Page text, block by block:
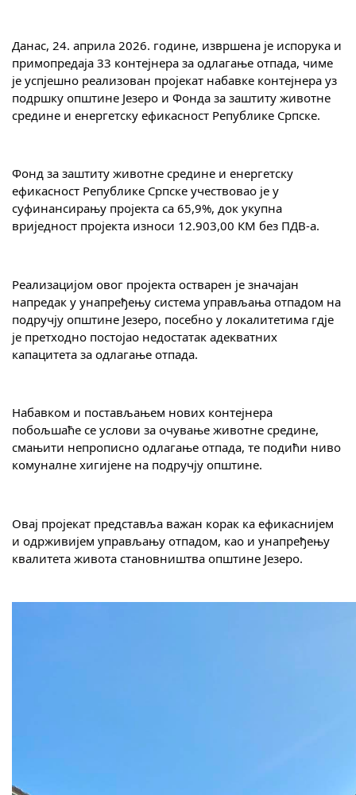
Обавјештења
Заштита од пожара
Геоистраживања
ФИНАНСИЈЕ
Туризам
Спорт
КОНТАКТ
Данас, 24. априла 2026. године, извршена је испорука и
примопредаја 33 контејнера за одлагање отпада, чиме
је успјешно реализован пројекат набавке контејнера уз
подршку општине Језеро и Фонда за заштиту животне
средине и енергетску ефикасност Републике Српске.
Фонд за заштиту животне средине и енергетску
ефикасност Републике Српске учествовао је у
суфинансирању пројекта са 65,9%, док укупна
вриједност пројекта износи 12.903,00 КМ без ПДВ-а.
Реализацијом овог пројекта остварен је значајан
напредак у унапређењу система управљања отпадом на
подручју општине Језеро, посебно у локалитетима гд‌је
је претходно постојао недостатак адекватних
капацитета за одлагање отпада.
Набавком и постављањем нових контејнера
побољшаће се услови за очување животне средине,
смањити непрописно одлагање отпада, те подићи ниво
комуналне хигијене на подручју општине.
Овај пројекат представља важан корак ка ефикаснијем
и одрживијем управљању отпадом, као и унапређењу
квалитета живота становништва општине Језеро.